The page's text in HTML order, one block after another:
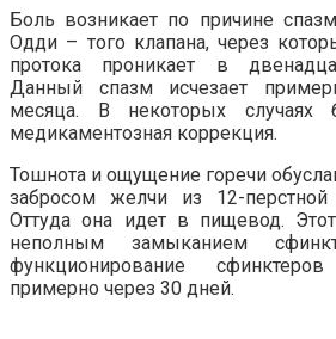
Боль возникает по причине
Одди – того клапана, через
протока проникает в
Данный спазм исчезает
месяца. В некоторых случаях
медикаментозная коррекция.
Тошнота и ощущение горечи
забросом желчи из 12-
Оттуда она идет в пищевод.
неполным замыканием
функционирование сфинктеров
примерно через 30 дней.